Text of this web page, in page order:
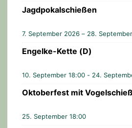
Jagdpokalschießen
7. September 2026 – 28.
Engelke-Kette (D)
10. September 18:00 - 24.
Oktoberfest mit
25. September 18:00